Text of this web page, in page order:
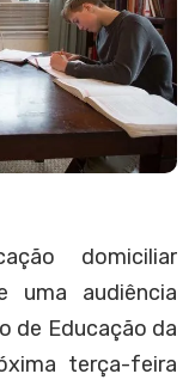
domiciliar
uma audiência
de Educação da
terça-feira